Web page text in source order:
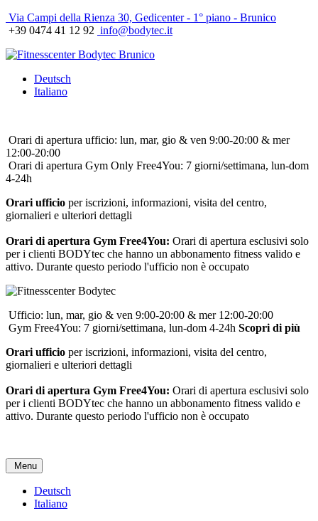
Via Campi della Rienza 30, Gedicenter - 1° piano - Brunico
+39 0474 41 12 92 info@bodytec.it
Deutsch
Italiano
Orari di apertura ufficio: lun, mar, gio & ven 9:00-20:00 & mer
12:00-20:00
Orari di apertura Gym Only Free4You: 7 giorni/settimana, lun-dom
4-24h
Orari ufficio per iscrizioni, informazioni, visita del centro,
giornalieri e ulteriori dettagli
Orari di apertura Gym Free4You: Orari di apertura esclusivi solo
per i clienti BODYtec che hanno un abbonamento fitness valido e
attivo. Durante questo periodo l'ufficio non è occupato
Ufficio: lun, mar, gio & ven 9:00-20:00 & mer 12:00-20:00
Gym Free4You: 7 giorni/settimana, lun-dom 4-24h Scopri di più
Orari ufficio per iscrizioni, informazioni, visita del centro,
giornalieri e ulteriori dettagli
Orari di apertura Gym Free4You: Orari di apertura esclusivi solo
per i clienti BODYtec che hanno un abbonamento fitness valido e
attivo. Durante questo periodo l'ufficio non è occupato
Menu
Deutsch
Italiano